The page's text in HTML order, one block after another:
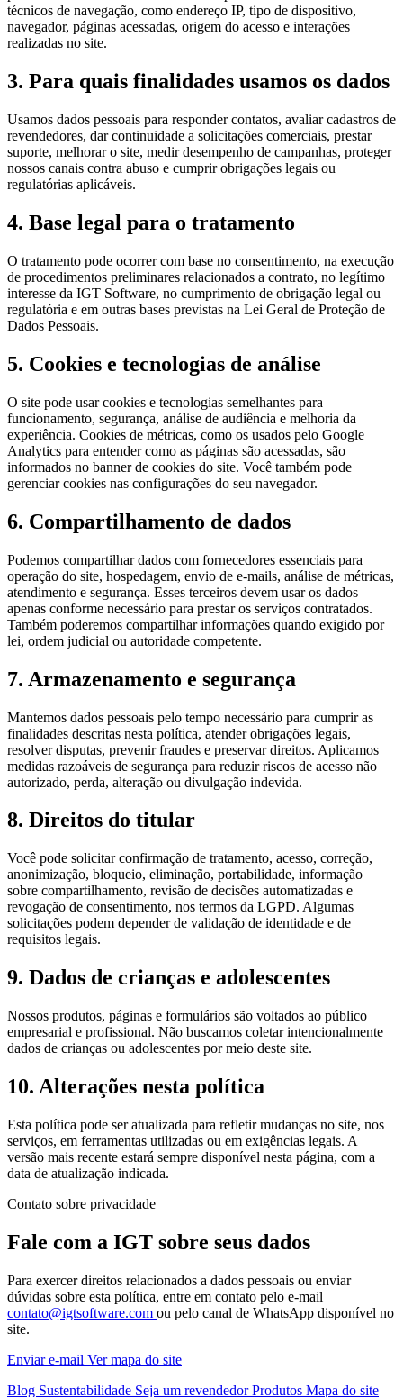
técnicos de navegação, como endereço IP, tipo de dispositivo,
navegador, páginas acessadas, origem do acesso e interações
realizadas no site.
3. Para quais finalidades usamos os dados
Usamos dados pessoais para responder contatos, avaliar cadastros de
revendedores, dar continuidade a solicitações comerciais, prestar
suporte, melhorar o site, medir desempenho de campanhas, proteger
nossos canais contra abuso e cumprir obrigações legais ou
regulatórias aplicáveis.
4. Base legal para o tratamento
O tratamento pode ocorrer com base no consentimento, na execução
de procedimentos preliminares relacionados a contrato, no legítimo
interesse da IGT Software, no cumprimento de obrigação legal ou
regulatória e em outras bases previstas na Lei Geral de Proteção de
Dados Pessoais.
5. Cookies e tecnologias de análise
O site pode usar cookies e tecnologias semelhantes para
funcionamento, segurança, análise de audiência e melhoria da
experiência. Cookies de métricas, como os usados pelo Google
Analytics para entender como as páginas são acessadas, são
informados no banner de cookies do site. Você também pode
gerenciar cookies nas configurações do seu navegador.
6. Compartilhamento de dados
Podemos compartilhar dados com fornecedores essenciais para
operação do site, hospedagem, envio de e-mails, análise de métricas,
atendimento e segurança. Esses terceiros devem usar os dados
apenas conforme necessário para prestar os serviços contratados.
Também poderemos compartilhar informações quando exigido por
lei, ordem judicial ou autoridade competente.
7. Armazenamento e segurança
Mantemos dados pessoais pelo tempo necessário para cumprir as
finalidades descritas nesta política, atender obrigações legais,
resolver disputas, prevenir fraudes e preservar direitos. Aplicamos
medidas razoáveis de segurança para reduzir riscos de acesso não
autorizado, perda, alteração ou divulgação indevida.
8. Direitos do titular
Você pode solicitar confirmação de tratamento, acesso, correção,
anonimização, bloqueio, eliminação, portabilidade, informação
sobre compartilhamento, revisão de decisões automatizadas e
revogação de consentimento, nos termos da LGPD. Algumas
solicitações podem depender de validação de identidade e de
requisitos legais.
9. Dados de crianças e adolescentes
Nossos produtos, páginas e formulários são voltados ao público
empresarial e profissional. Não buscamos coletar intencionalmente
dados de crianças ou adolescentes por meio deste site.
10. Alterações nesta política
Esta política pode ser atualizada para refletir mudanças no site, nos
serviços, em ferramentas utilizadas ou em exigências legais. A
versão mais recente estará sempre disponível nesta página, com a
data de atualização indicada.
Contato sobre privacidade
Fale com a IGT sobre seus dados
Para exercer direitos relacionados a dados pessoais ou enviar
dúvidas sobre esta política, entre em contato pelo e-mail
contato@igtsoftware.com ou pelo canal de WhatsApp disponível no
site.
Enviar e-mail Ver mapa do site
Blog Sustentabilidade Seja um revendedorProdutos Mapa do site